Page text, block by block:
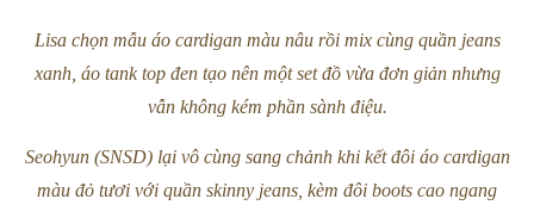
Lisa chọn mẫu áo cardigan màu nâu rồi mix cùng quần jeans
xanh, áo tank top đen tạo nên một set đồ vừa đơn giản nhưng
vẫn không kém phần sành điệu.
Seohyun (SNSD) lại vô cùng sang chảnh khi kết đôi áo cardigan
màu đỏ tươi với quần skinny jeans, kèm đôi boots cao ngang